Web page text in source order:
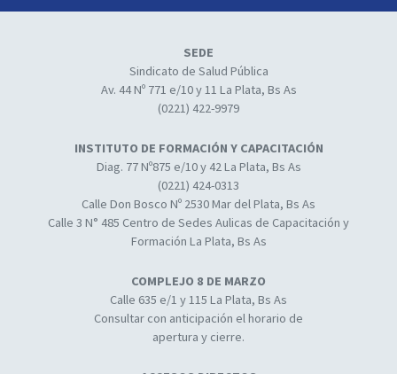
SEDE
Sindicato de Salud Pública
Av. 44 Nº 771 e/10 y 11 La Plata, Bs As
(0221) 422-9979
INSTITUTO DE FORMACIÓN Y CAPACITACIÓN
Diag. 77 Nº875 e/10 y 42 La Plata, Bs As
(0221) 424-0313
Calle Don Bosco Nº 2530 Mar del Plata, Bs As
Calle 3 N° 485 Centro de Sedes Aulicas de Capacitación y
Formación La Plata, Bs As
COMPLEJO 8 DE MARZO
Calle 635 e/1 y 115 La Plata, Bs As
Consultar con anticipación el horario de
apertura y cierre.